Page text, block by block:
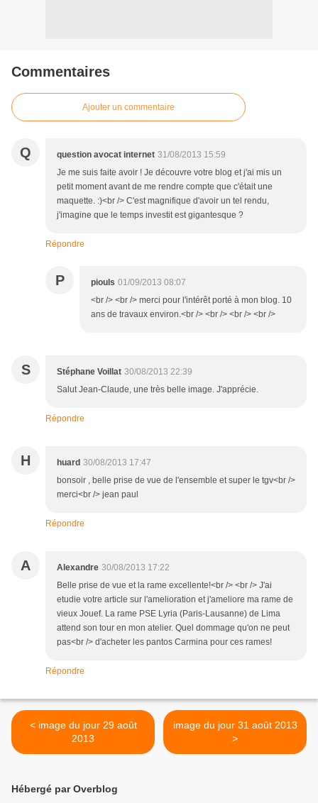
Commentaires
Ajouter un commentaire
Q question avocat internet 31/08/2013 15:59
Je me suis faite avoir ! Je découvre votre blog et j'ai mis un
petit moment avant de me rendre compte que c'était une
maquette. :)<br /> C'est magnifique d'avoir un tel rendu,
j'imagine que le temps investit est gigantesque ?
Répondre
P piouls 01/09/2013 08:07
<br /> <br /> merci pour l'intérêt porté à mon blog. 10
ans de travaux environ.<br /> <br /> <br /> <br />
S Stéphane Voillat 30/08/2013 22:39
Salut Jean-Claude, une très belle image. J'apprécie.
Répondre
H huard 30/08/2013 17:47
bonsoir , belle prise de vue de l'ensemble et super le tgv<br />
merci<br /> jean paul
Répondre
A Alexandre 30/08/2013 17:22
Belle prise de vue et la rame excellente!<br /> <br /> J'ai
etudie votre article sur l'amelioration et j'ameliore ma rame de
vieux Jouef. La rame PSE Lyria (Paris-Lausanne) de Lima
attend son tour en mon atelier. Quel dommage qu'on ne peut
pas<br /> d'acheter les pantos Carmina pour ces rames!
Répondre
< image du jour 29 août
2013
image du jour 31 août 2013
>
Hébergé par Overblog